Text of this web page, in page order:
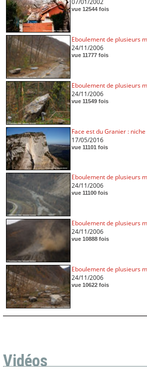
vue 12544 fois
Eboulement de plusieurs
24/11/2006
vue 11777 fois
Eboulement de plusieurs
24/11/2006
vue 11549 fois
Face est du Granier :
17/05/2016
vue 11101 fois
Eboulement de plusieurs
24/11/2006
vue 11100 fois
Eboulement de plusieurs
24/11/2006
vue 10888 fois
Eboulement de plusieurs
24/11/2006
vue 10622 fois
Vidéos